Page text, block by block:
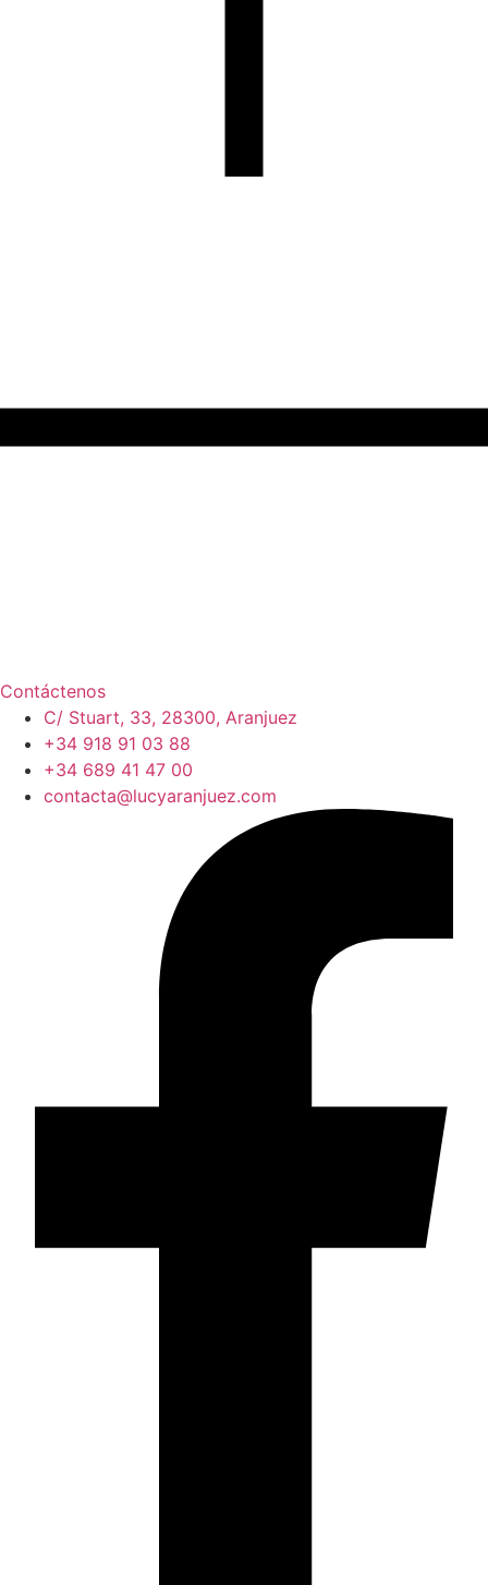
Contáctenos
C/ Stuart, 33, 28300, Aranjuez
+34 918 91 03 88
+34 689 41 47 00
contacta@lucyaranjuez.com